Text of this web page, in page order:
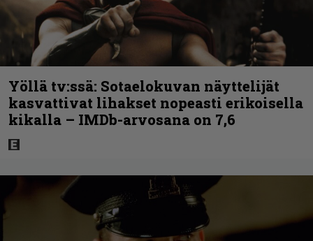
Yöllä tv:ssä: Sotaelokuvan näyttelijät
kasvattivat lihakset nopeasti erikoisella
kikalla – IMDb-arvosana on 7,6